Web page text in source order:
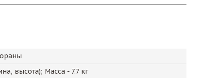
высота); Масса - 7.7 кг